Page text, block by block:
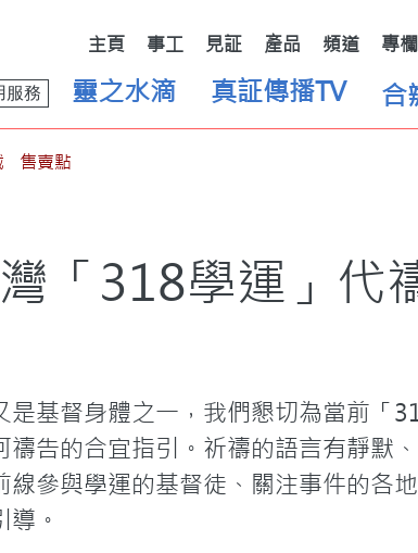
主頁 事工 見証 產品 頻道 專欄
靈之水滴
服務 真証傳播TV 合
售賣點
「318學運」代
基督身體之一，我們懇切為當前「
告的合宜指引。祈禱的語言有靜默
參與學運的基督徒、關注事件的各
。